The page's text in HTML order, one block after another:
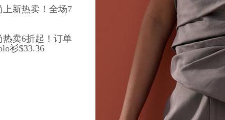
新热卖！全场7
卖6折起！订单
衫$33.36